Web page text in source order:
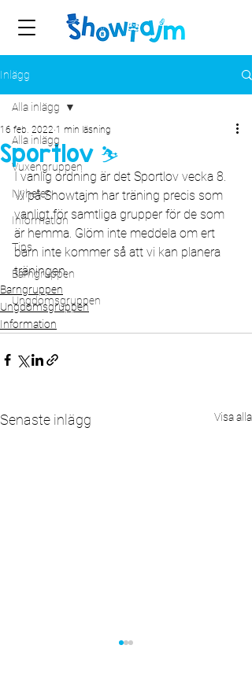
Inlägg
Alla inlägg
Vuxengruppen
Nyheter
Information
Tips
Barngruppen
Ungdomsgruppen
Alla inlägg
Sportlov ⛷
16 feb. 2022 1 min läsning
I vanlig ordning är det Sportlov vecka 8.
Vi på Showtajm har träning precis som
vanligt för samtliga grupper för de som
är hemma. Glöm inte meddela om ert
barn inte kommer så att vi kan planera
träningen.
Barngruppen
Ungdomsgruppen
Information
Senaste inlägg Visa alla